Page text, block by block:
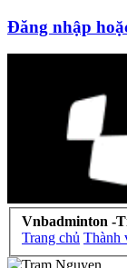
Đăng nhập
Vnbadminton -
Trang chủ Thành